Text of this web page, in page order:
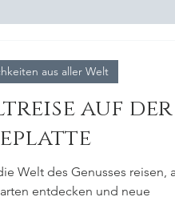
auf der
Welt des Genusses reisen,
entdecken und neue
aus aller Welt